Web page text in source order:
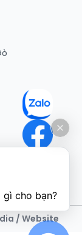
/ Website
cho bạn?